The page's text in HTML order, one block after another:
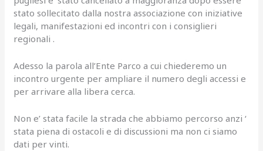
stato sollecitato dalla nostra associazione con iniziative
legali, manifestazioni ed incontri con i consiglieri
regionali .
Adesso la parola all’Ente Parco a cui chiederemo un
incontro urgente per ampliare il numero degli accessi e
per arrivare alla libera cerca.
Non e’ stata facile la strada che abbiamo percorso anzi ‘
stata piena di ostacoli e di discussioni ma non ci siamo
dati per vinti.